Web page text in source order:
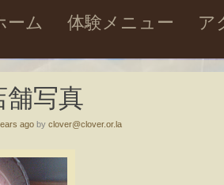
ーム 体験メニュー ア
舗写真
agoby clover@clover.or.la